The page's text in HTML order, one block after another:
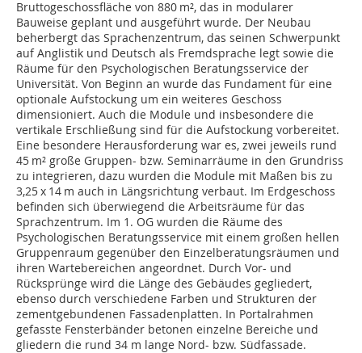
Bruttogeschossfläche von 880 m², das in modularer
Bauweise geplant und ausgeführt wurde. Der Neubau
beherbergt das Sprachenzentrum, das seinen Schwerpunkt
auf Anglistik und Deutsch als Fremdsprache legt sowie die
Räume für den Psychologischen Beratungsservice der
Universität. Von Beginn an wurde das Fundament für eine
optionale Aufstockung um ein weiteres Geschoss
dimensioniert. Auch die Module und insbesondere die
vertikale Erschließung sind für die Aufstockung vorbereitet.
Eine besondere Herausforderung war es, zwei jeweils rund
45 m² große Gruppen- bzw. Seminarräume in den Grundriss
zu integrieren, dazu wurden die Module mit Maßen bis zu
3,25 x 14 m auch in Längsrichtung verbaut. Im Erdgeschoss
befinden sich überwiegend die Arbeitsräume für das
Sprachzentrum. Im 1. OG wurden die Räume des
Psychologischen Beratungsservice mit einem großen hellen
Gruppenraum gegenüber den Einzelberatungs­räumen und
ihren Wartebereichen angeordnet. Durch Vor- und
Rücksprünge wird die Länge des Gebäudes gegliedert,
ebenso durch verschiedene Farben und Strukturen der
zementgebundenen Fassadenplatten. In Portalrahmen
gefasste Fensterbänder betonen einzelne Bereiche und
gliedern die rund 34 m lange Nord- bzw. Südfassade.